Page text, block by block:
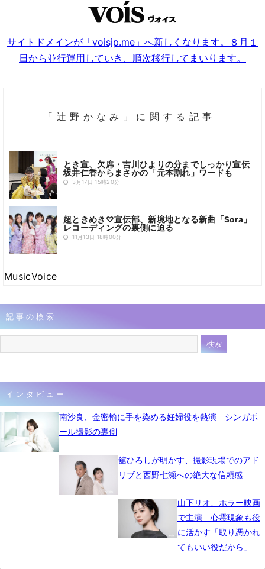
サイトドメインが「voisjp.me」へ新しくなります。８月１
日から並行運用していき、順次移行してまいります。
「辻野かなみ」に関する記事
とき宣、欠席・吉川ひよりの分までしっかり宣伝
坂井仁香からまさかの「元本割れ」ワードも
3月17日 15時20分
超ときめき♡宣伝部、新境地となる新曲「Sora」
レコーディングの裏側に迫る
11月13日 18時00分
MusicVoice
記事の検索
インタビュー
南沙良、金密輸に手を染める妊婦役を熱演 シンガポ
ール撮影の裏側
舘ひろしが明かす、撮影現場でのアド
リブと西野七瀬への絶大な信頼感
山下リオ、ホラー映画
で主演 心霊現象も役
に活かす「取り憑かれ
てもいい役だから」